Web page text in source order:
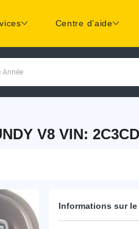
Centre d’aide
Année
V8 VIN:
Informations sur